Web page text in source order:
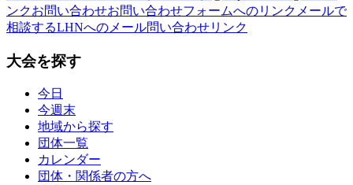
ンクお問い合わせお問い合わせフォームへのリンク メールで
相談するLHNへのメール問い合わせリンク
大会を探す
今日
今週末
地域から探す
団体一覧
カレンダー
団体・関係者の方へ